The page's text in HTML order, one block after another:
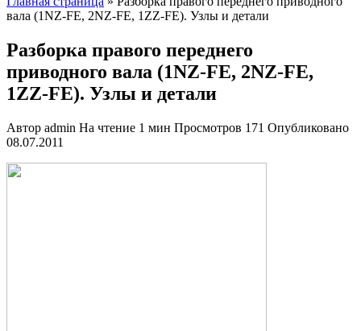
вала (1NZ-FE, 2NZ-FE, 1ZZ-FE). Узлы и детали
Разборка правого переднего
приводного вала (1NZ-FE, 2NZ-FE,
1ZZ-FE). Узлы и детали
Автор admin На чтение 1 мин Просмотров 171 Опубликовано
08.07.2011